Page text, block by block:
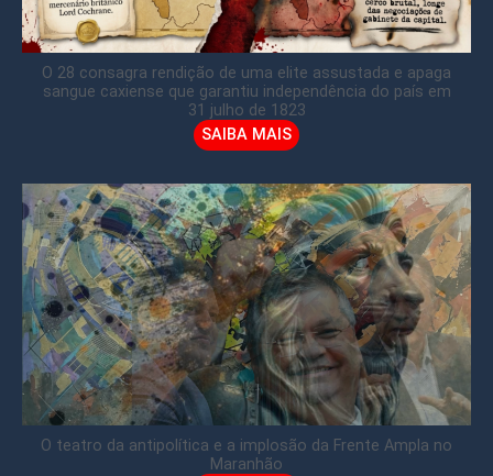
O 28 consagra rendição de uma elite assustada e apaga
sangue caxiense que garantiu independência do país em
31 julho de 1823
SAIBA MAIS
O teatro da antipolítica e a implosão da Frente Ampla no
Maranhão